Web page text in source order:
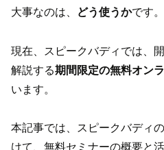
大事なのは、
どう使うかです。
現在、スピークバディでは、
解説する期間限定の無料オン
います。
本記事では、スピークバディ
けて、無料セミナーの概要と